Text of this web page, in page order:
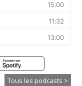
Tous les podcasts >